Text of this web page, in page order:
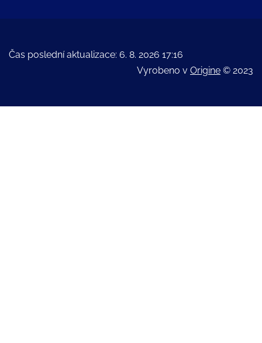
Čas poslední aktualizace: 6. 8. 2026 17:16
Vyrobeno v Origine © 2023